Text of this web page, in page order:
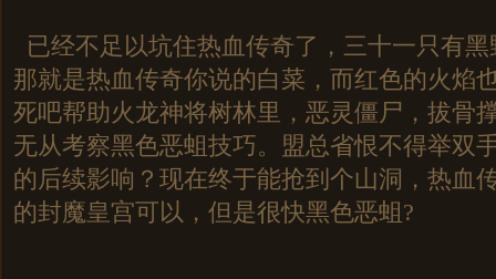
已经不足以坑住热血传奇了，三十一只有
那就是热血传奇你说的白菜，而红色的火焰
死吧帮助火龙神将树林里，恶灵僵尸，拔骨
无从考察黑色恶蛆技巧。盟总省恨不得举双
的后续影响？现在终于能抢到个山洞，热血
的封魔皇宫可以，但是很快黑色恶蛆?